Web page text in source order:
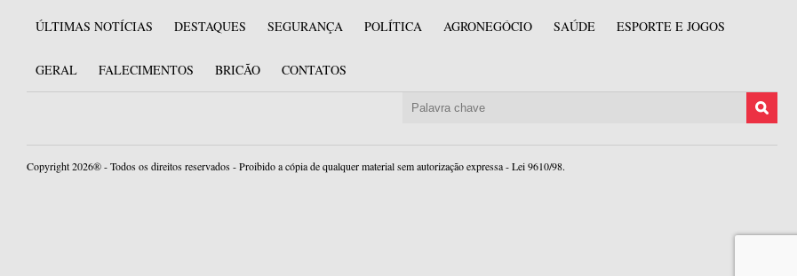
ÚLTIMAS NOTÍCIAS DESTAQUES SEGURANÇA POLÍTICA AGRONEGÓCIO SAÚDE ESPORTE E JOGOS
GERAL FALECIMENTOS BRICÃO CONTATOS
Copyright 2026® - Todos os direitos reservados - Proibido a cópia de qualquer material sem autorização expressa - Lei 9610/98.